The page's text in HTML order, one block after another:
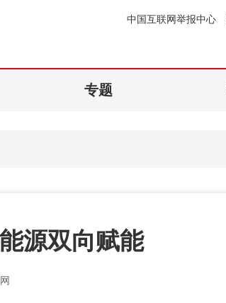
中国互联网举报中心
专题
源双向赋能